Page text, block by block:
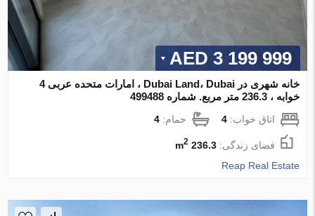
3 199 999 AED
خانه شهری در Dubai Land، Dubai ، امارات متحده عربی 4
خوابه ، 236.3 متر مربع. شماره 499488
اتاق خواب:4 حمام:4
فضای زندگی:236.3 m
2
Reap Real Estate